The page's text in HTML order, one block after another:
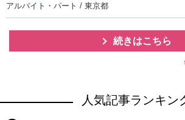
アルバイト・パート / 東京都
続きはこちら
人気記事ランキン